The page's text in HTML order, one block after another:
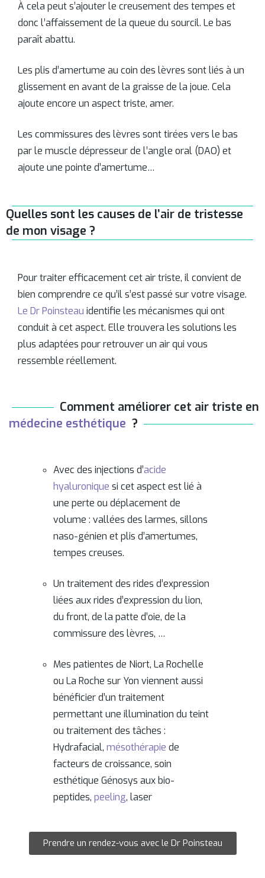
À cela peut s’ajouter le creusement des tempes et
donc l’affaissement de la queue du sourcil. Le bas
paraît abattu.
Les plis d’amertume au coin des lèvres sont liés à un
glissement en avant de la graisse de la joue. Cela
ajoute encore un aspect triste, amer.
Les commissures des lèvres sont tirées vers le bas
par le muscle dépresseur de l’angle oral (DAO) et
ajoute une pointe d’amertume…
Quelles sont les causes de l’air de tristesse
de mon visage ?
Pour traiter efficacement cet air triste, il convient de
bien comprendre ce qu’il s’est passé sur votre visage.
Le Dr Poinsteau identifie les mécanismes qui ont
conduit à cet aspect. Elle trouvera les solutions les
plus adaptées pour retrouver un air qui vous
ressemble réellement.
Comment améliorer cet air triste en
médecine esthétique ?
Avec des injections d’acide
hyaluronique si cet aspect est lié à
une perte ou déplacement de
volume : vallées des larmes, sillons
naso-génien et plis d’amertumes,
tempes creuses.
Un traitement des rides d’expression
liées aux rides d’expression du lion,
du front, de la patte d’oie, de la
commissure des lèvres, …
Mes patientes de Niort, La Rochelle
ou La Roche sur Yon viennent aussi
bénéficier d’un traitement
permettant une illumination du teint
ou traitement des tâches :
Hydrafacial, mésothérapie de
facteurs de croissance, soin
esthétique Génosys aux bio-
peptides, peeling, laser
Prendre un rendez-vous avec le Dr Poinsteau